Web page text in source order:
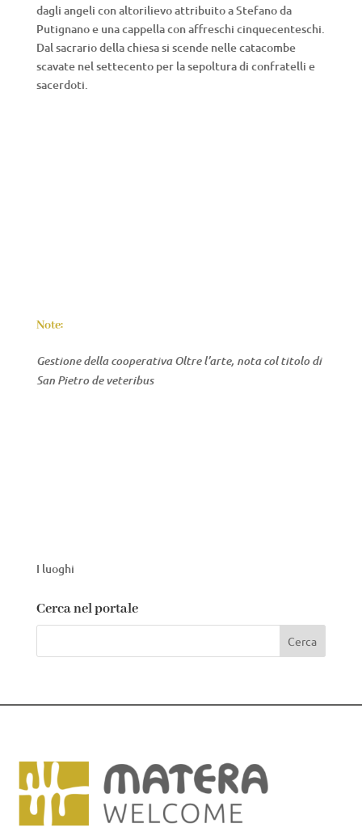
dagli angeli con altorilievo attribuito a Stefano da
Putignano e una cappella con affreschi cinquecenteschi.
Dal sacrario della chiesa si scende nelle catacombe
scavate nel settecento per la sepoltura di confratelli e
sacerdoti.
Note:
Gestione della cooperativa Oltre l’arte, nota col titolo di
San Pietro de veteribus
I luoghi
Cerca nel portale